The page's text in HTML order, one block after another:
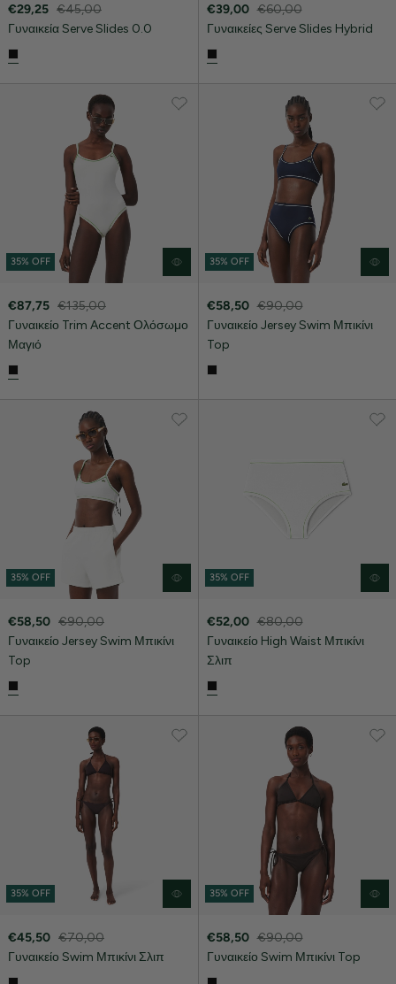
€29,25 €45,00
Γυναικεία Serve Slides 0.0
€39,00 €60,00
Γυναικείες Serve Slides Hybrid
35% OFF
€87,75 €135,00
Γυναικείο Trim Accent Ολόσωμο
Μαγιό
35% OFF
€58,50 €90,00
Γυναικείο Jersey Swim Μπικίνι
Top
35% OFF
€58,50 €90,00
Γυναικείο Jersey Swim Μπικίνι
Top
35% OFF
€52,00 €80,00
Γυναικείο High Waist Μπικίνι
Σλιπ
35% OFF
€45,50 €70,00
Γυναικείο Swim Μπικίνι Σλιπ
35% OFF
€58,50 €90,00
Γυναικείο Swim Μπικίνι Top